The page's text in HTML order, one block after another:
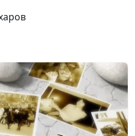
Васенёв,
Евгений Кафтанов,
#101
Кафтанов,
#100